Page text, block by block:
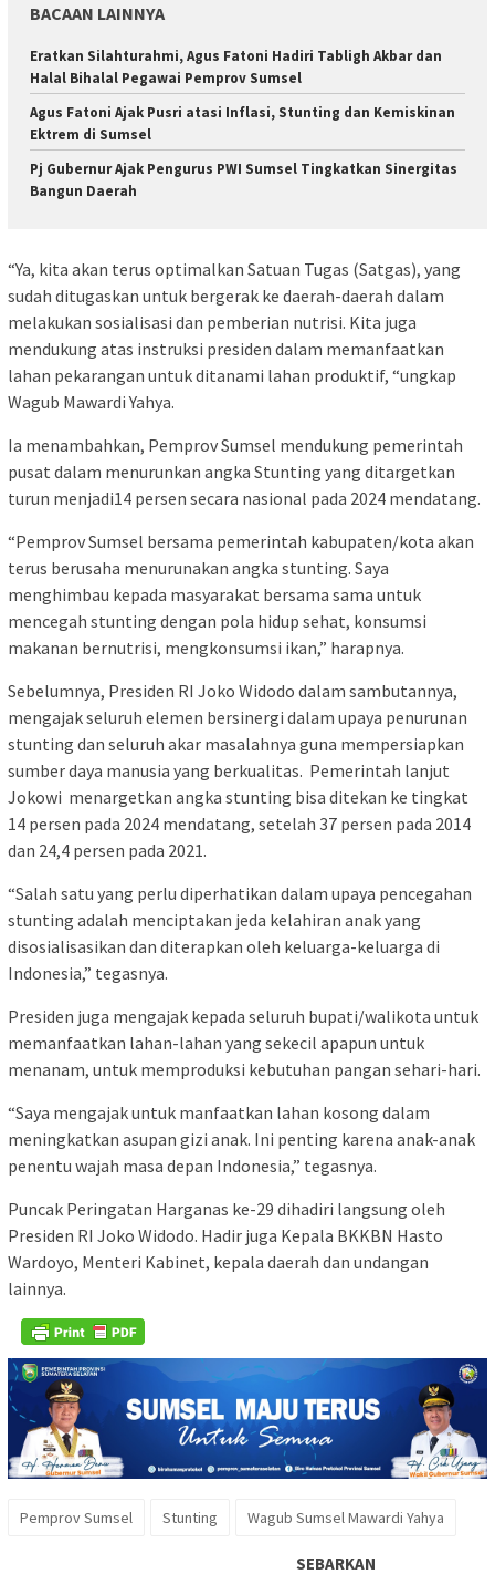
BACAAN LAINNYA
Eratkan Silahturahmi, Agus Fatoni Hadiri Tabligh Akbar dan
Halal Bihalal Pegawai Pemprov Sumsel
Agus Fatoni Ajak Pusri atasi Inflasi, Stunting dan Kemiskinan
Ektrem di Sumsel
Pj Gubernur Ajak Pengurus PWI Sumsel Tingkatkan Sinergitas
Bangun Daerah
“Ya, kita akan terus optimalkan Satuan Tugas (Satgas), yang
sudah ditugaskan untuk bergerak ke daerah-daerah dalam
melakukan sosialisasi dan pemberian nutrisi. Kita juga
mendukung atas instruksi presiden dalam memanfaatkan
lahan pekarangan untuk ditanami lahan produktif, “ungkap
Wagub Mawardi Yahya.
Ia menambahkan, Pemprov Sumsel mendukung pemerintah
pusat dalam menurunkan angka Stunting yang ditargetkan
turun menjadi14 persen secara nasional pada 2024 mendatang.
“Pemprov Sumsel bersama pemerintah kabupaten/kota akan
terus berusaha menurunakan angka stunting. Saya
menghimbau kepada masyarakat bersama sama untuk
mencegah stunting dengan pola hidup sehat, konsumsi
makanan bernutrisi, mengkonsumsi ikan,” harapnya.
Sebelumnya, Presiden RI Joko Widodo dalam sambutannya,
mengajak seluruh elemen bersinergi dalam upaya penurunan
stunting dan seluruh akar masalahnya guna mempersiapkan
sumber daya manusia yang berkualitas. Pemerintah lanjut
Jokowi menargetkan angka stunting bisa ditekan ke tingkat
14 persen pada 2024 mendatang, setelah 37 persen pada 2014
dan 24,4 persen pada 2021.
“Salah satu yang perlu diperhatikan dalam upaya pencegahan
stunting adalah menciptakan jeda kelahiran anak yang
disosialisasikan dan diterapkan oleh keluarga-keluarga di
Indonesia,” tegasnya.
Presiden juga mengajak kepada seluruh bupati/walikota untuk
memanfaatkan lahan-lahan yang sekecil apapun untuk
menanam, untuk memproduksi kebutuhan pangan sehari-hari.
“Saya mengajak untuk manfaatkan lahan kosong dalam
meningkatkan asupan gizi anak. Ini penting karena anak-anak
penentu wajah masa depan Indonesia,” tegasnya.
Puncak Peringatan Harganas ke-29 dihadiri langsung oleh
Presiden RI Joko Widodo. Hadir juga Kepala BKKBN Hasto
Wardoyo, Menteri Kabinet, kepala daerah dan undangan
lainnya.
Pemprov Sumsel Stunting Wagub Sumsel Mawardi Yahya
SEBARKAN